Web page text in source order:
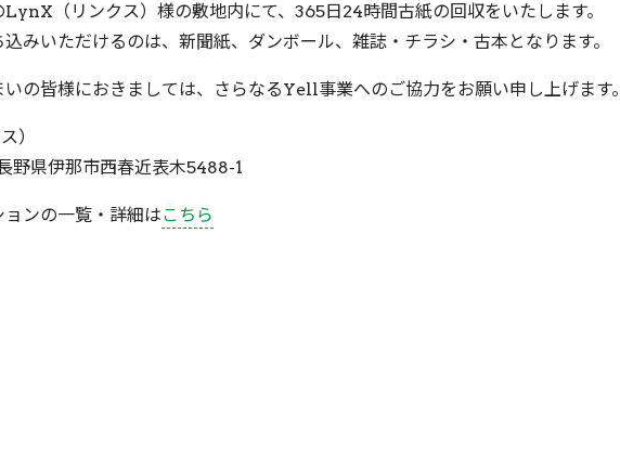
（リンクス）様の敷地内にて、365日24時間古紙の回収をいたします。
込みいただけるのは、新聞紙、ダンボール、雑誌・チラシ・古本となります。
の皆様におきましては、さらなるYell事業へのご協力をお願い申し上げます。
）
県伊那市西春近表木5488-1
ンの一覧・詳細はこちら